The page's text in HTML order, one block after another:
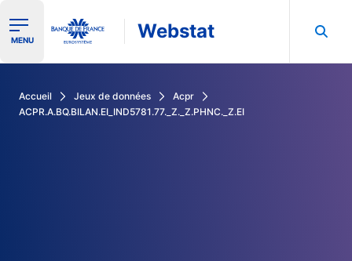
Ouvrir le menu de navigation
MENU Webstat
Accueil Jeux de données
Acpr
ACPR.A.BQ.BILAN.EI_IND5781.77._Z._Z.PHNC._Z.EI